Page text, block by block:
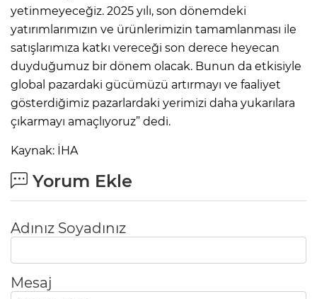
yetinmeyeceğiz. 2025 yılı, son dönemdeki
yatırımlarımızın ve ürünlerimizin tamamlanması ile
satışlarımıza katkı vereceği son derece heyecan
duyduğumuz bir dönem olacak. Bunun da etkisiyle
global pazardaki gücümüzü artırmayı ve faaliyet
gösterdiğimiz pazarlardaki yerimizi daha yukarılara
çıkarmayı amaçlıyoruz” dedi.
Kaynak: İHA
Yorum Ekle
Adınız Soyadınız
Mesaj